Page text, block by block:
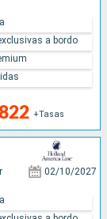
+Tasas
a bordo
02/10/2027